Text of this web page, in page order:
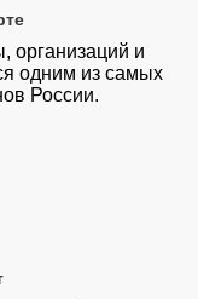
организаций и
одним из самых
России.